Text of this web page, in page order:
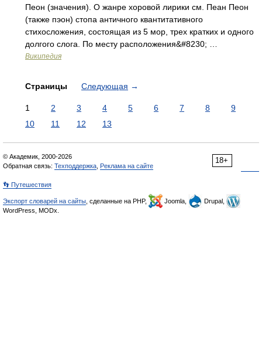
Пеон (значения). О жанре хоровой лирики см. Пеан Пеон
(также пэон) стопа античного квантитативного
стихосложения, состоящая из 5 мор, трех кратких и одного
долгого слога. По месту расположения&#8230; …
Википедия
Страницы Следующая →
1 2 3 4 5 6 7 8
9
10
11 12 13
18+
© Академик, 2000-2026
Обратная связь: Техподдержка Реклама на сайте
👣 Путешествия
Экспорт словарей на сайты , сделанные на PHP, Joomla,
Drupal,
WordPress, MODx.